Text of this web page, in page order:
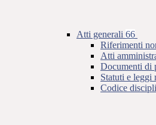
Atti generali 66
Riferimenti
Atti
Documenti di
Statuti e leggi
Codice